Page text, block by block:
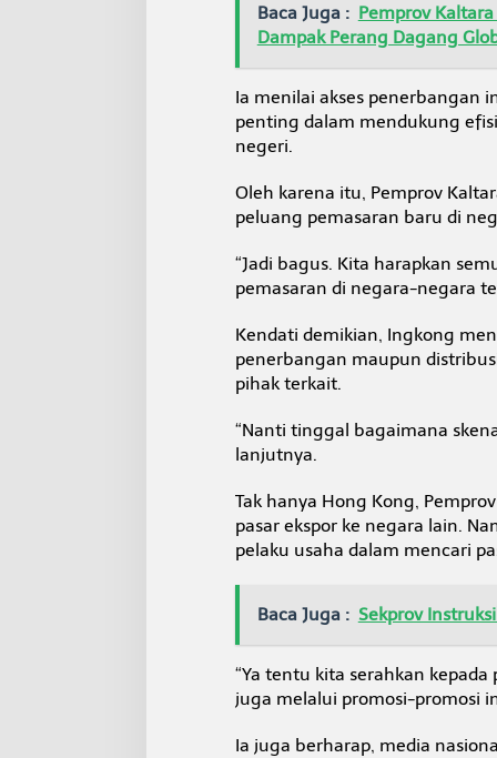
K
M
d
a
a
s
r
n
e
r
i
a
Baca Juga : Pemprov
Dampak Perang Dagang
Ia menilai akses penerbangan
penting dalam mendukung
negeri.
Oleh karena itu, Pemprov
peluang pemasaran baru di
“Jadi bagus. Kita harapkan
pemasaran di negara-negara
Kendati demikian, Ingkong
penerbangan maupun
pihak terkait.
“Nanti tinggal bagaimana
lanjutnya.
Tak hanya Hong Kong,
pasar ekspor ke negara lain.
pelaku usaha dalam mencari
Baca Juga : Sekprov
“Ya tentu kita serahkan
juga melalui promosi-promosi
Ia juga berharap, media